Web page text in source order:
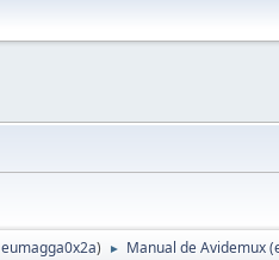
eumagga0x2a) ► Manual de Avidemux